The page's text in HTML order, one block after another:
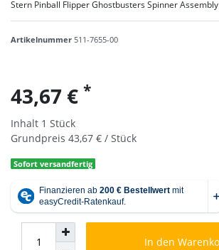
Stern Pinball Flipper Ghostbusters Spinner
Artikelnummer 511-7655-00
43,67 € *
Inhalt 1 Stück
Grundpreis 43,67 € / Stück
Sofort versandfertig
In den